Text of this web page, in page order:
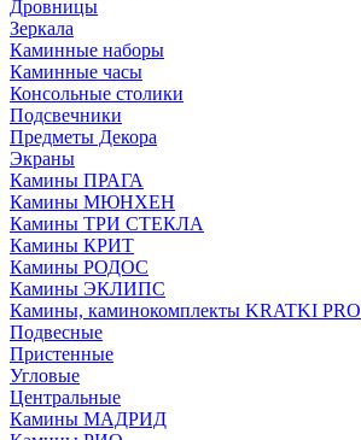
Дровницы
Зеркала
Каминные наборы
Каминные часы
Консольные столики
Подсвечники
Предметы Декора
Экраны
Камины ПРАГА
Камины МЮНХЕН
Камины ТРИ СТЕКЛА
Камины КРИТ
Камины РОДОС
Камины ЭКЛИПС
Камины, каминокомплекты KRATKI PRO
Подвесные
Пристенные
Угловые
Центральные
Камины МАДРИД